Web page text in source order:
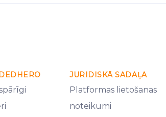
JURIDISKĀ SADAĻA
Platformas lietošanas
noteikumi